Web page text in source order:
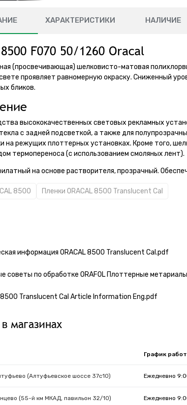
ХАРАКТЕРИСТИКИ НАЛИЧИЕ
F070 50/1260 Oracal
(просвечивающая) шелковисто-матовая
проявляет равномерную окраску. Сниженный
бликов.
высококачественных световых рекламных
с задней подсветкой, а также для
на режущих плоттерных установках. Кроме того,
термопереноса (с использованием смоляных лент).
на основе растворителя, прозрачный.
8500 Пленки ORACAL 8500 Translucent Cal
информация ORACAL 8500 Translucent Cal.pdf
советы по обработке ORAFOL Плоттерные
8500 Translucent Cal Article Information Eng.pdf
магазинах
График
(Алтуфьевское шоссе 37с10) Ежедневно
(55-й км МКАД, павильон 32/10) Ежедневно